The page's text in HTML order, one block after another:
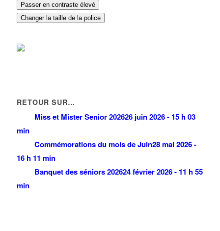
Passer en contraste élevé
Changer la taille de la police
RETOUR SUR…
Miss et Mister Senior 202626 juin 2026 - 15 h 03
min
Commémorations du mois de Juin28 mai 2026 -
16 h 11 min
Banquet des séniors 202624 février 2026 - 11 h 55
min